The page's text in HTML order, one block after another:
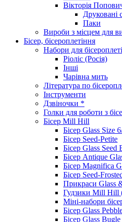
Вікторія
Друковані
Паки
Вироби з місцем для
Бісер, бісероплетіння
Набори для
Ріоліс (Росія)
Інші
Чарівна мить
Література по
Інструменти
Дзвіночки *
Голки для роботи з
Бісер Mill Hill
Бісер Glass Size
Бісер Seed-Petite
Бісер Glass Seed
Бісер Antique
Бісер Magnifica
Бісер Seed-
Прикраси Glass
Гудзики Mill Hill
Міні-набори
Бісер Glass
Бісер Glass